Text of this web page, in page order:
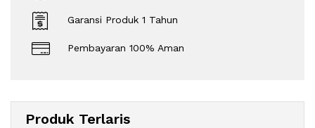
Garansi Produk 1 Tahun
Pembayaran 100% Aman
Produk Terlaris